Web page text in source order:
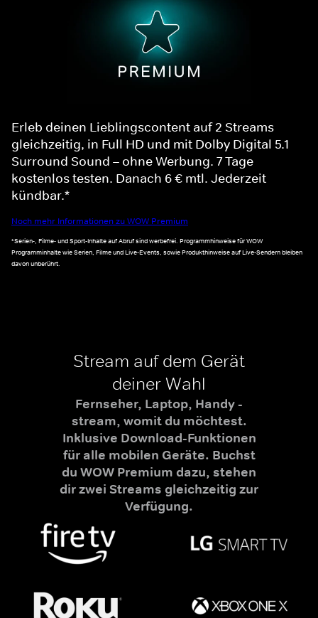
Erleb deinen Lieblingscontent auf 2 Streams
gleichzeitig, in Full HD und mit Dolby Digital 5.1
Surround Sound – ohne Werbung. 7 Tage
kostenlos testen. Danach 6 € mtl. Jederzeit
kündbar.*
Noch mehr Informationen zu WOW Premium
*Serien-, Filme- und Sport-Inhalte auf Abruf sind werbefrei. Programmhinweise für WOW
Programminhalte wie Serien, Filme und Live-Events, sowie Produkthinweise auf Live-Sendern bleiben
davon unberührt.
Stream auf dem Gerät
deiner Wahl
Fernseher, Laptop, Handy -
stream, womit du möchtest.
Inklusive Download-Funktionen
für alle mobilen Geräte. Buchst
du WOW Premium dazu, stehen
dir zwei Streams gleichzeitig zur
Verfügung.